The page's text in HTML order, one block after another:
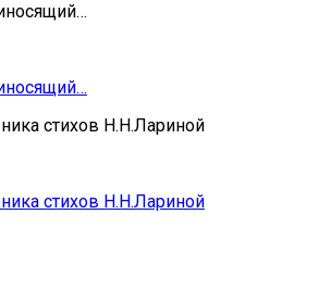
стихов Н.Н.Лариной
стихов Н.Н.Лариной